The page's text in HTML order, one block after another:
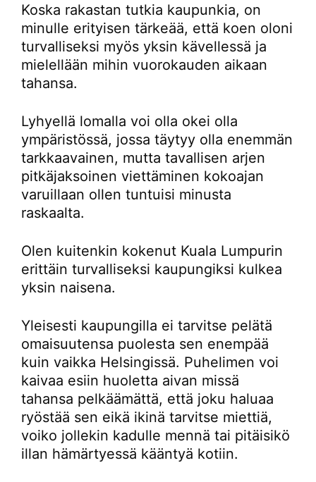
Koska rakastan tutkia kaupunkia, on
minulle erityisen tärkeää, että koen oloni
turvalliseksi myös yksin kävellessä ja
mielellään mihin vuorokauden aikaan
tahansa.
Lyhyellä lomalla voi olla okei olla
ympäristössä, jossa täytyy olla enemmän
tarkkaavainen, mutta tavallisen arjen
pitkäjaksoinen viettäminen kokoajan
varuillaan ollen tuntuisi minusta
raskaalta.
Olen kuitenkin kokenut Kuala Lumpurin
erittäin turvalliseksi kaupungiksi kulkea
yksin naisena.
Yleisesti kaupungilla ei tarvitse pelätä
omaisuutensa puolesta sen enempää
kuin vaikka Helsingissä. Puhelimen voi
kaivaa esiin huoletta aivan missä
tahansa pelkäämättä, että joku haluaa
ryöstää sen eikä ikinä tarvitse miettiä,
voiko jollekin kadulle mennä tai pitäisikö
illan hämärtyessä kääntyä kotiin.